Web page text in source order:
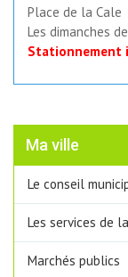
Place de la Cale
Les dimanches
Stationnement
Ma ville
Le conseil
Les services de
Marchés publics